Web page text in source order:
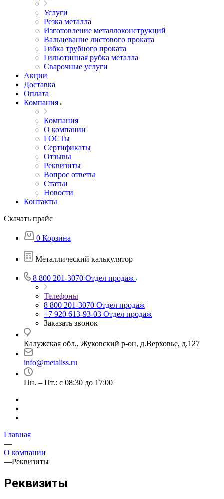
Услуги
Резка металла
Изготовление металлоконструкций
Вальцевание листового проката
Гибка трубного проката
Гильотинная рубка металла
Сварочные услуги
Акции
Доставка
Оплата
Компания
Компания
О компании
ГОСТы
Сертификаты
Отзывы
Реквизиты
Вопрос ответы
Статьи
Новости
Контакты
Скачать прайс
0 Корзина
Металлический калькулятор
8 800 201-3070 Отдел продаж
Телефоны
8 800 201-3070 Отдел продаж
+7 920 613-93-03 Отдел продаж
Заказать звонок
Калужская обл., Жуковский р-он, д.Верховье, д.127
info@metallss.ru
Пн. – Пт.: с 08:30 до 17:00
Главная
—
О компании
—Реквизиты
Реквизиты